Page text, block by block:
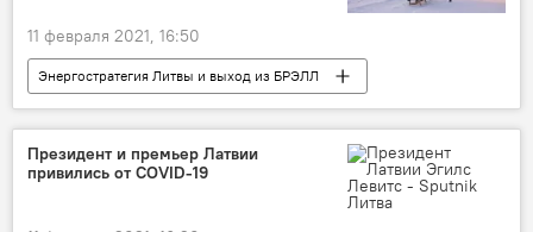
11 февраля 2021, 16:50
Энергостратегия Литвы и выход из БРЭЛЛ
Политика
Энергетика. LIVE
ЕС
БелАЭС
Президент и премьер Латвии
привились от COVID-19